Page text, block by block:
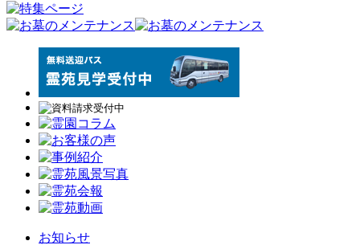
お知らせ